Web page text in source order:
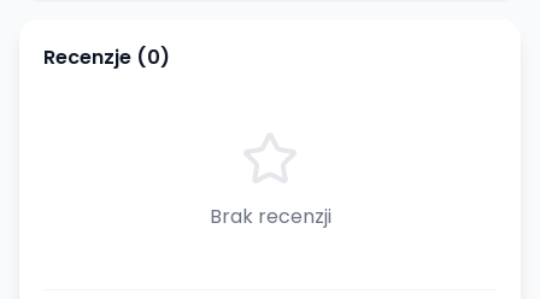
Recenzje (0)
Brak recenzji